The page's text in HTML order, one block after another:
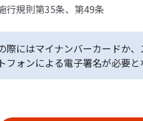
行規則第35条、第49条
際にはマイナンバーカードか
フォンによる電子署名が必要と